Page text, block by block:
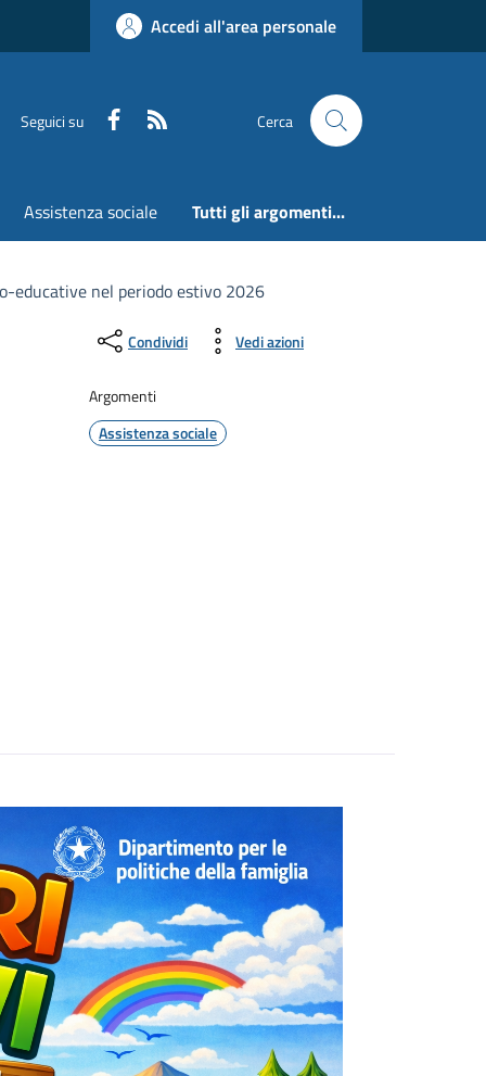
Accedi all'area personale
Seguici su Faceboook Cerca
Assistenza sociale Tutti gli argomenti...
educative nel periodo estivo 2026
Condividi Vedi azioni
Argomenti
Assistenza sociale